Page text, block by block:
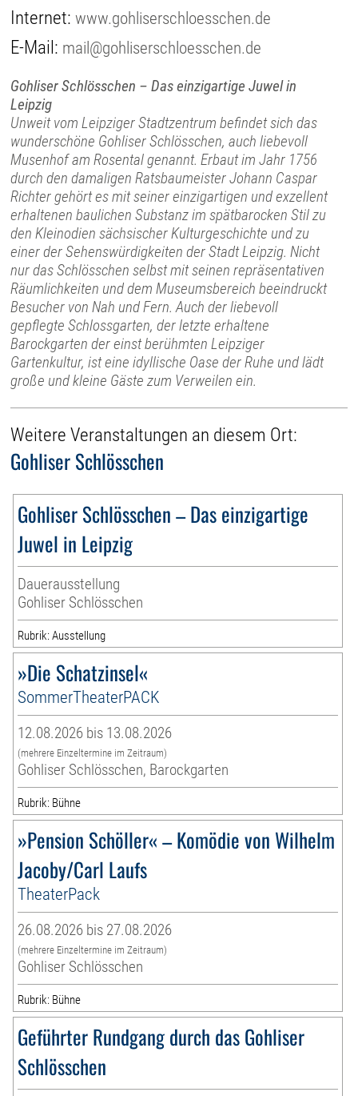
Internet:www.gohliserschloesschen.de
E-Mail: mail@gohliserschloesschen.de
Gohliser Schlösschen – Das einzigartige Juwel in
Leipzig
Unweit vom Leipziger Stadtzentrum befindet sich das
wunderschöne Gohliser Schlösschen, auch liebevoll
Musenhof am Rosental genannt. Erbaut im Jahr 1756
durch den damaligen Ratsbaumeister Johann Caspar
Richter gehört es mit seiner einzigartigen und exzellent
erhaltenen baulichen Substanz im spätbarocken Stil zu
den Kleinodien sächsischer Kulturgeschichte und zu
einer der Sehenswürdigkeiten der Stadt Leipzig. Nicht
nur das Schlösschen selbst mit seinen repräsentativen
Räumlichkeiten und dem Museumsbereich beeindruckt
Besucher von Nah und Fern. Auch der liebevoll
gepflegte Schlossgarten, der letzte erhaltene
Barockgarten der einst berühmten Leipziger
Gartenkultur, ist eine idyllische Oase der Ruhe und lädt
große und kleine Gäste zum Verweilen ein.
Weitere Veranstaltungen an diesem Ort:
Gohliser Schlösschen
Gohliser Schlösschen – Das einzigartige
Juwel in Leipzig
Dauerausstellung
Gohliser Schlösschen
Rubrik: Ausstellung
»Die Schatzinsel«
SommerTheaterPACK
12.08.2026 bis 13.08.2026
(mehrere Einzeltermine im Zeitraum)
Gohliser Schlösschen, Barockgarten
Rubrik: Bühne
»Pension Schöller« – Komödie von Wilhelm
Jacoby/Carl Laufs
TheaterPack
26.08.2026 bis 27.08.2026
(mehrere Einzeltermine im Zeitraum)
Gohliser Schlösschen
Rubrik: Bühne
Geführter Rundgang durch das Gohliser
Schlösschen